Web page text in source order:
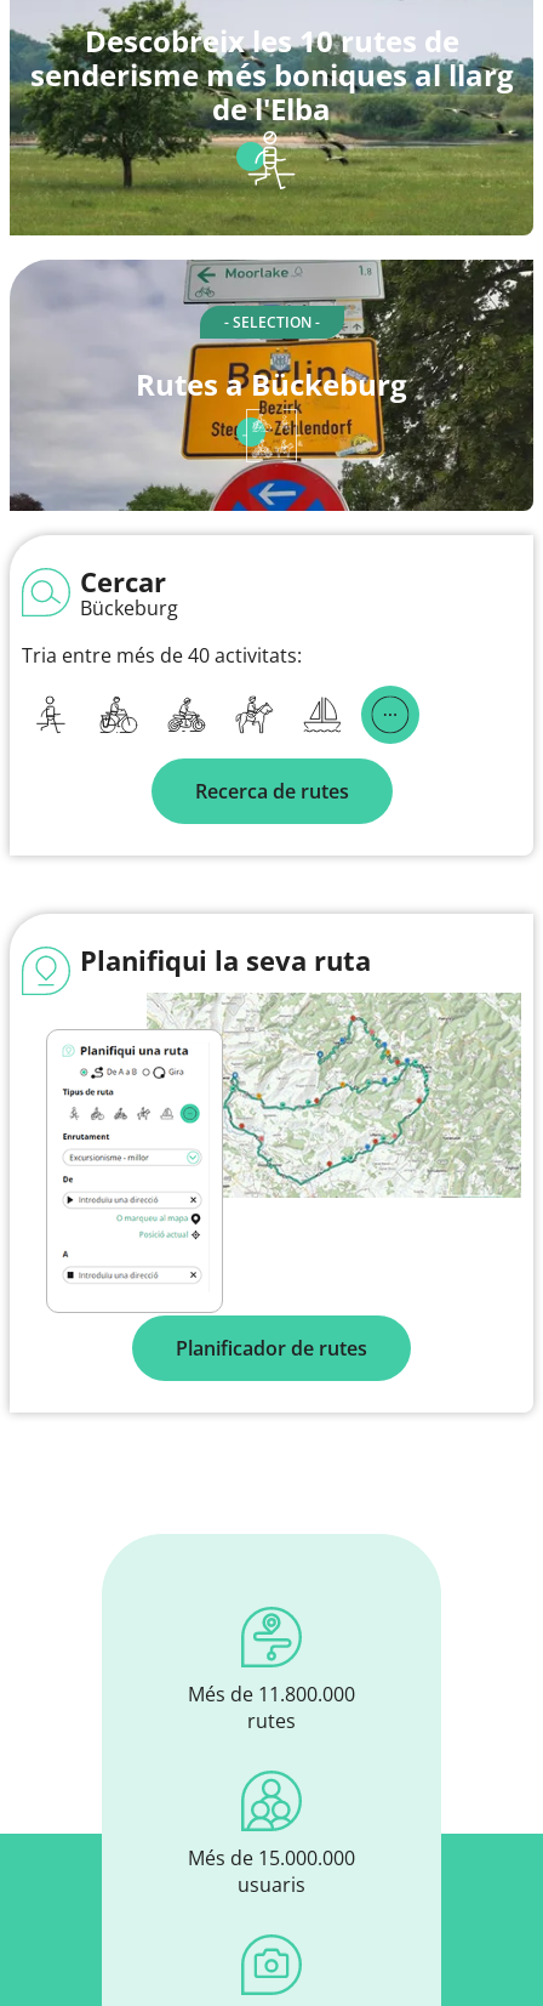
Descobreix les 10 rutes de
senderisme més boniques al llarg
de l'Elba
- SELECTION -
Rutes a Bückeburg
Cercar
Bückeburg
Tria entre més de 40 activitats:
Recerca de rutes
Planifiqui la seva ruta
Planificador de rutes
Més de 11.800.000
rutes
Més de 15.000.000
usuaris